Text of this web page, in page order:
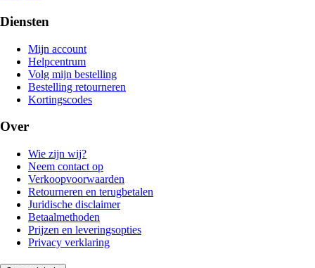
Diensten
Mijn account
Helpcentrum
Volg mijn bestelling
Bestelling retourneren
Kortingscodes
Over
Wie zijn wij?
Neem contact op
Verkoopvoorwaarden
Retourneren en terugbetalen
Juridische disclaimer
Betaalmethoden
Prijzen en leveringsopties
Privacy verklaring